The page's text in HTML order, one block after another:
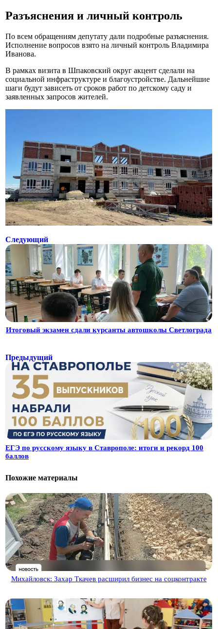
Разъяснения и личный контроль
По всем обращениям депутату дали подробные разъяснения.
Исполнение вопросов взято на личный контроль Владимира
Иванова.
В рамках визита в Шпаковский округ акцент сделали на
социальной инфраструктуре и благоустройстве. Дальнейшие
шаги будут зависеть от сроков работ по детскому саду и
заявленных запросов жителей.
Следующий
Итоговый экзамен сдали курсанты автошколы Светлограда
Предыдущий
ЕГЭ по русскому языку в Ставрополе: итоги и рекорд 100
баллов
Похожие материалы
Михайловск: Захар Ткачев расширил бизнес на соцконтракте